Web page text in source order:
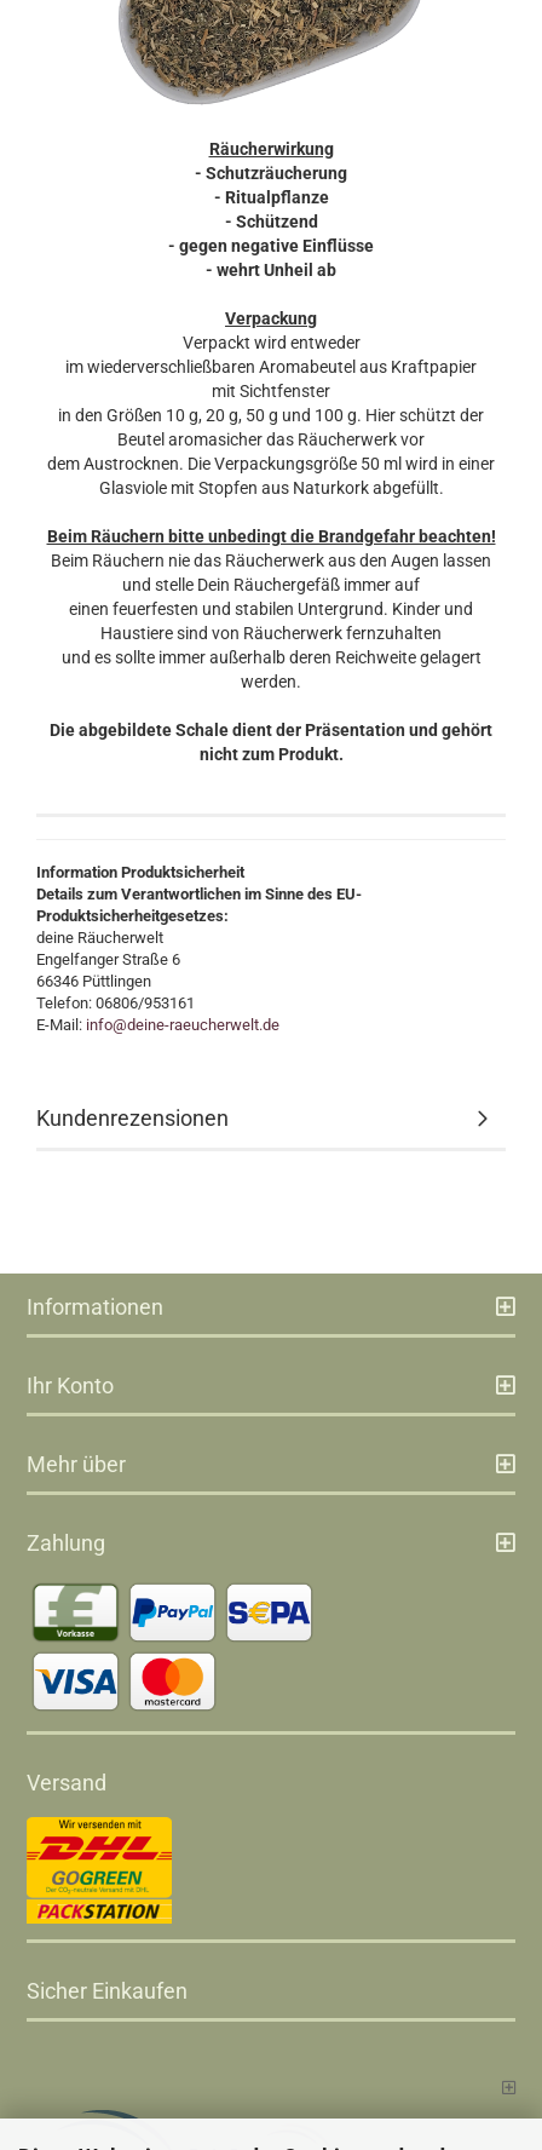
Räucherwirkung
- Schutzräucherung
- Ritualpflanze
- Schützend
- gegen negative Einflüsse
- wehrt Unheil ab
Verpackung
Verpackt wird entweder
im wiederverschließbaren Aromabeutel aus Kraftpapier
mit Sichtfenster
in den Größen 10 g, 20 g, 50 g und 100 g. Hier schützt der
Beutel aromasicher das Räucherwerk vor
dem Austrocknen. Die Verpackungsgröße 50 ml wird in einer
Glasviole mit Stopfen aus Naturkork abgefüllt.
Beim Räuchern bitte unbedingt die Brandgefahr beachten!
Beim Räuchern nie das Räucherwerk aus den Augen lassen
und stelle Dein Räuchergefäß immer auf
einen feuerfesten und stabilen Untergrund. Kinder und
Haustiere sind von Räucherwerk fernzuhalten
und es sollte immer außerhalb deren Reichweite gelagert
werden.
Die abgebildete Schale dient der Präsentation und gehört
nicht zum Produkt.
Information Produktsicherheit
Details zum Verantwortlichen im Sinne des EU-
Produktsicherheitgesetzes:
deine Räucherwelt
Engelfanger Straße 6
66346 Püttlingen
Telefon: 06806/953161
E-Mail: info@deine-raeucherwelt.de
Kundenrezensionen
Informationen
Ihr Konto
Mehr über
Zahlung
Versand
Sicher Einkaufen